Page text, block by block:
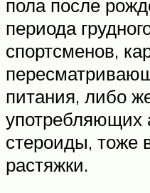
пола после
периода
спортсменов,
питания, либо
употребляющих
стероиды, тоже
растяжки.